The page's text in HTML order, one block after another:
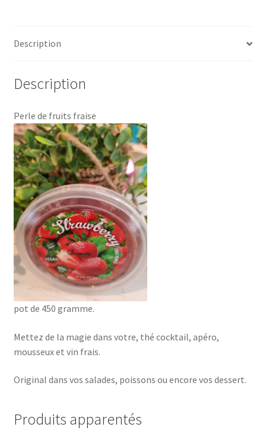
Description
Description
Perle de fruits fraise
pot de 450 gramme.
Mettez de la magie dans votre, thé cocktail, apéro,
mousseux et vin frais.
Original dans vos salades, poissons ou encore vos dessert.
Produits apparentés